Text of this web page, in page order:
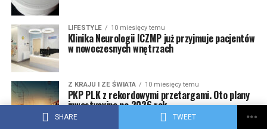
SHARE TWEET
LIFESTYLE 10 miesięcy temu
Klinika Neurologii ICZMP już przyjmuje pacjentów
w nowoczesnych wnętrzach
Z KRAJU I ZE ŚWIATA 10 miesięcy temu
PKP PLK z rekordowymi przetargami. Oto plany
inwestycyjne na 2026 rok